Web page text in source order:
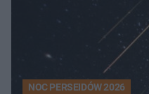
NOC PERSEIDÓW 2026